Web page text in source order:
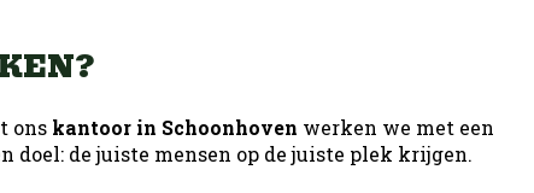
ons kantoor in Schoonhoven werken we met een
doel: de juiste mensen op de juiste plek krijgen.